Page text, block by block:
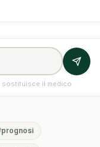
il medico.